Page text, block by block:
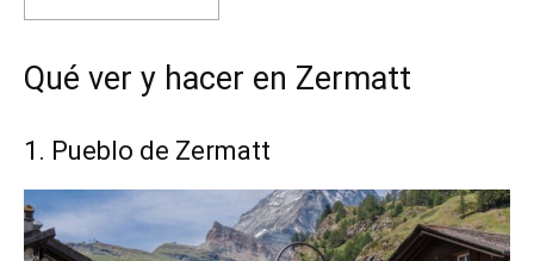
Qué ver y hacer en Zermatt
1. Pueblo de Zermatt